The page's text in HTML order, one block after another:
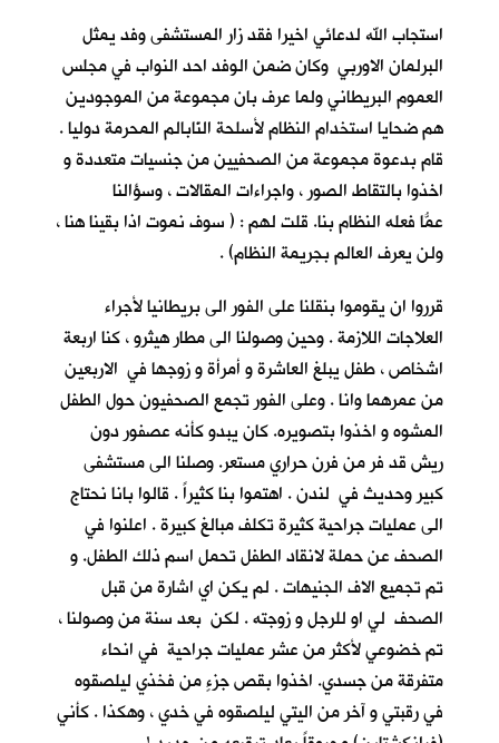
استجاب الله لدعائي اخيرا فقد زار المستشفى وفد يمثل
البرلمان الاوربي وكان ضمن الوفد احد النواب في مجلس
العموم البريطاني ولما عرف بان مجموعة من الموجودين
هم ضحايا استخدام النظام لأسلحة النّابالم المحرمة دوليا .
قام بدعوة مجموعة من الصحفيين من جنسيات متعددة و
اخذوا بالتقاط الصور ، واجراءات المقالات ، وسؤالنا
عمّا فعله النظام بنا. قلت ُلهم : ( سوف نموت اذا بقينا هنا ،
ولن يعرف العالم بجريمة النظام) .
قرروا ان يقوموا بنقلنا على الفور الى بريطانيا لأجراء
العلاجات اللازمة . وحين وصولنا الى مطار هيثرو ، كنا اربعة
اشخاص ، طفل يبلغ العاشرة و أمرأة و زوجها في الاربعين
من عمرهما وانا . وعلى الفور تجمع الصحفيون حول الطفل
المشوه و اخذوا بتصويره. كان يبدو كأنه عصفور دون
ريش قد فر من فرن حراري مستعر. وصلنا الى مستشفى
كبير وحديث في لندن . اهتموا بنا كثيراً . قالوا بانا نحتاج
الى عمليات جراحية كثيرة تكلف مبالغ كبيرة . اعلنوا في
الصحف عن حملة لانقاد الطفل تحمل اسم ذلك الطفل. و
تم تجميع الاف الجنيهات . لم يكن اي اشارة من قبل
الصحف لي او للرجل و زوجته . لكن بعد سنة من وصولنا ،
تم خضوعي لأكثر من عشر عمليات جراحية في انحاء
متفرقة من جسدي. اخذوا بقص جزءٍ من فخذي ليلصقوه
في رقبتي و آخر من اليتي ليلصقوه في خدي ، وهكذا . كأني